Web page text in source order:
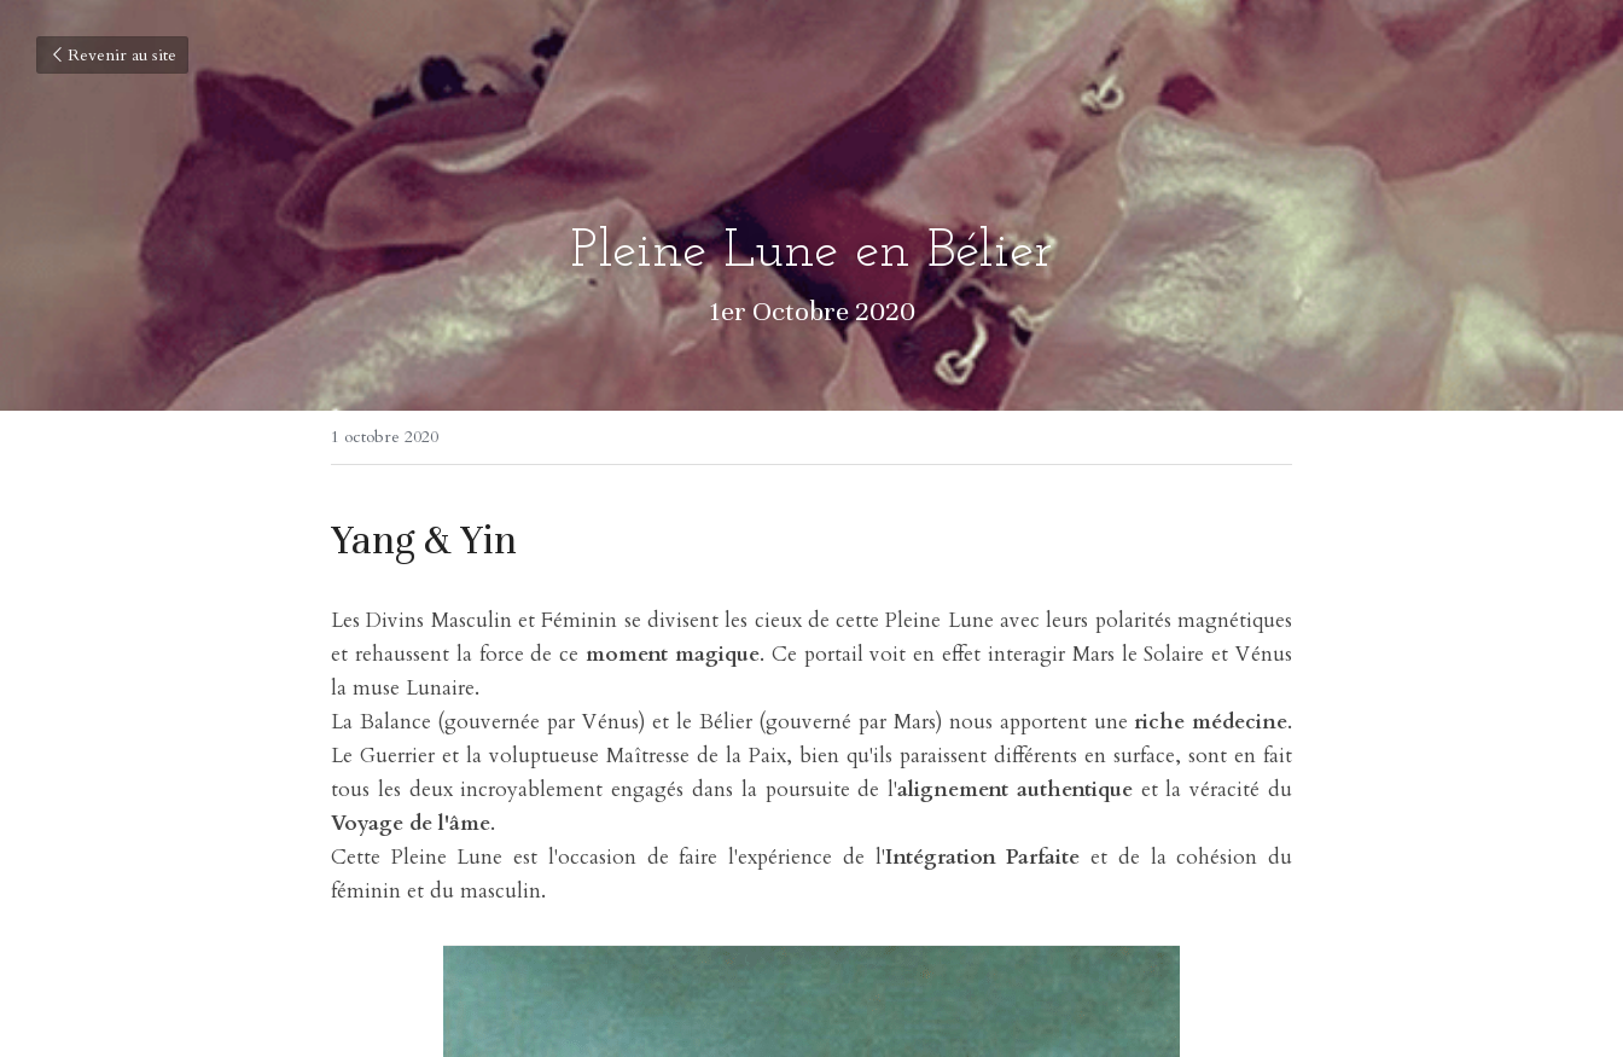
Revenir au site
Pleine Lune en Bélier
1er Octobre 2020
1 octobre 2020
Yang & Yin
Les Divins Masculin et Féminin se divisent les cieux de cette Pleine Lune avec leurs polarités magnétiques
et rehaussent la force de ce moment magique. Ce portail voit en effet interagir Mars le Solaire et Vénus
la muse Lunaire.
La Balance (gouvernée par Vénus) et le Bélier (gouverné par Mars) nous apportent une riche médecine.
Le Guerrier et la voluptueuse Maîtresse de la Paix, bien qu'ils paraissent différents en surface, sont en fait
tous les deux incroyablement engagés dans la poursuite de l'alignement authentique
Voyage de l'âme.
Cette Pleine Lune est l'occasion de faire l'expérience de l'Intégration Parfaite et de la cohésion du
féminin et du masculin.